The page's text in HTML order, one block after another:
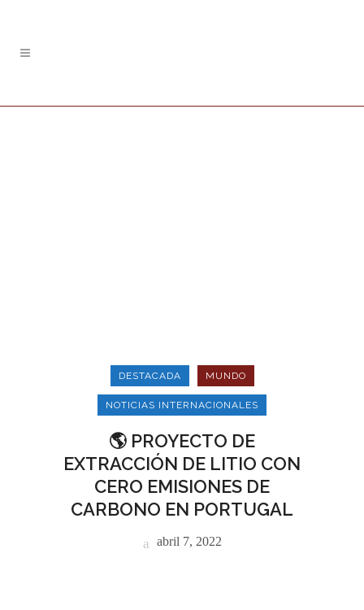
DESTACADA MUNDO
NOTICIAS INTERNACIONALES
🌎 PROYECTO DE
EXTRACCIÓN DE LITIO CON
CERO EMISIONES DE
CARBONO EN PORTUGAL
abril 7, 2022